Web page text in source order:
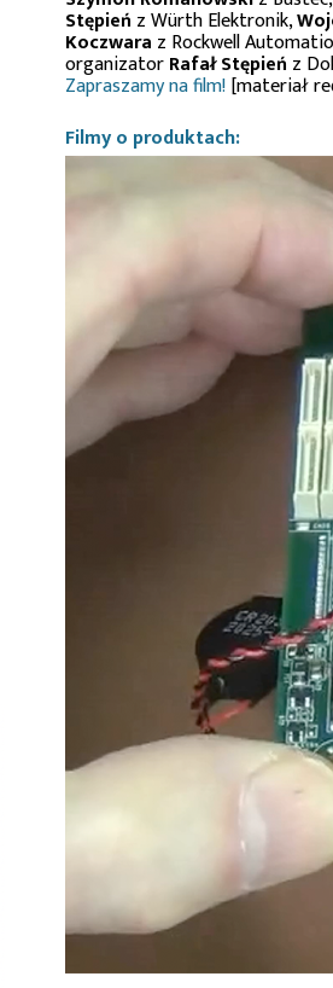
Stępień z Würth Elektronik,
Koczwara z Rockwell
organizatorRafał Stępień z
Zapraszamy na film![materiał
Filmy o produktach: